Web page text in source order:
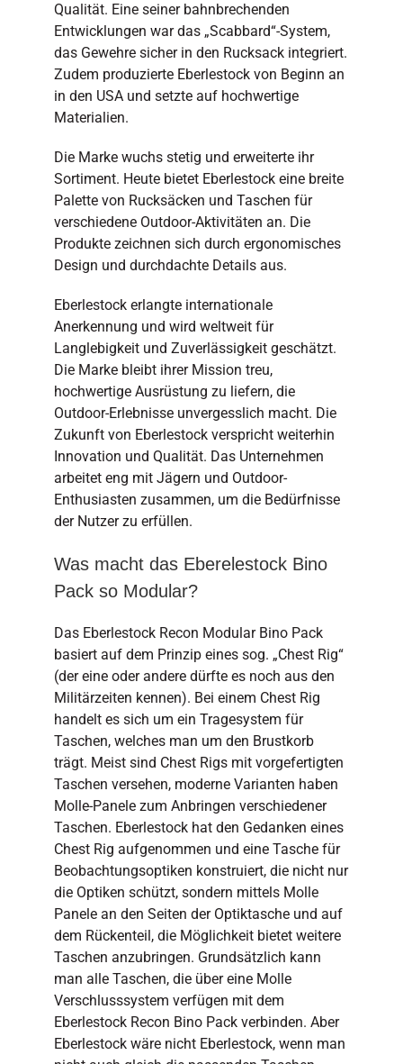
Qualität. Eine seiner bahnbrechenden
Entwicklungen war das „Scabbard“-System,
das Gewehre sicher in den Rucksack integriert.
Zudem produzierte Eberlestock von Beginn an
in den USA und setzte auf hochwertige
Materialien.
Die Marke wuchs stetig und erweiterte ihr
Sortiment. Heute bietet Eberlestock eine breite
Palette von Rucksäcken und Taschen für
verschiedene Outdoor-Aktivitäten an. Die
Produkte zeichnen sich durch ergonomisches
Design und durchdachte Details aus.
Eberlestock erlangte internationale
Anerkennung und wird weltweit für
Langlebigkeit und Zuverlässigkeit geschätzt.
Die Marke bleibt ihrer Mission treu,
hochwertige Ausrüstung zu liefern, die
Outdoor-Erlebnisse unvergesslich macht. Die
Zukunft von Eberlestock verspricht weiterhin
Innovation und Qualität. Das Unternehmen
arbeitet eng mit Jägern und Outdoor-
Enthusiasten zusammen, um die Bedürfnisse
der Nutzer zu erfüllen.
Was macht das Eberelestock Bino
Pack so Modular?
Das Eberlestock Recon Modular Bino Pack
basiert auf dem Prinzip eines sog. „Chest Rig“
(der eine oder andere dürfte es noch aus den
Militärzeiten kennen). Bei einem Chest Rig
handelt es sich um ein Tragesystem für
Taschen, welches man um den Brustkorb
trägt. Meist sind Chest Rigs mit vorgefertigten
Taschen versehen, moderne Varianten haben
Molle-Panele zum Anbringen verschiedener
Taschen. Eberlestock hat den Gedanken eines
Chest Rig aufgenommen und eine Tasche für
Beobachtungsoptiken konstruiert, die nicht nur
die Optiken schützt, sondern mittels Molle
Panele an den Seiten der Optiktasche und auf
dem Rückenteil, die Möglichkeit bietet weitere
Taschen anzubringen. Grundsätzlich kann
man alle Taschen, die über eine Molle
Verschlusssystem verfügen mit dem
Eberlestock Recon Bino Pack verbinden. Aber
Eberlestock wäre nicht Eberlestock, wenn man